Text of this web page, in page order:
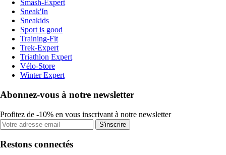
Smash-Expert
Sneak'In
Sneakids
Sport is good
Training-Fit
Trek-Expert
Triathlon Expert
Vélo-Store
Winter Expert
Abonnez-vous à notre newsletter
Profitez de -10% en vous inscrivant à notre newsletter
S'inscrire
Restons connectés